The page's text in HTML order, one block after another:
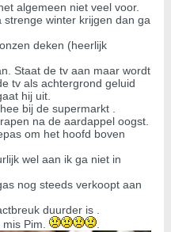
algemeen niet veel voor.
winter krijgen dan ga
deken (heerlijk
Staat de tv aan maar wordt
tv als achtergrond geluid
hij uit.
bij de supermarkt .
na de aardappel oogst.
om het hoofd boven
wel aan ik ga niet in
nog steeds verkoopt aan
duurder is .
Pim.